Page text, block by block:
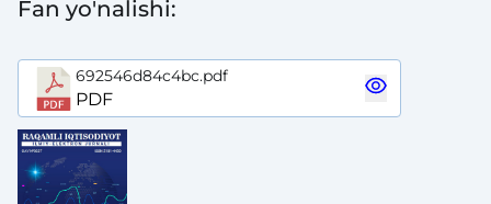
Fan yo'nalishi:
692546d84c4bc.pdf
PDF